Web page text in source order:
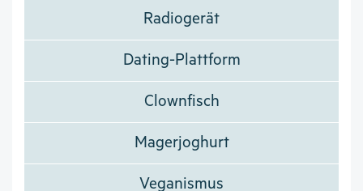
Radiogerät
Dating-Plattform
Clownfisch
Magerjoghurt
Veganismus